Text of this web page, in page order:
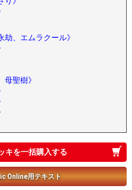
劫、エムラクール》
母聖樹》
キを一括購入する
Online用テキスト